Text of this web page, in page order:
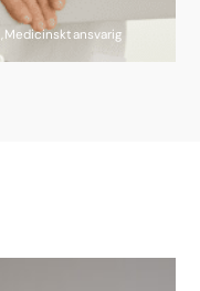
Medicinskt ansvarig